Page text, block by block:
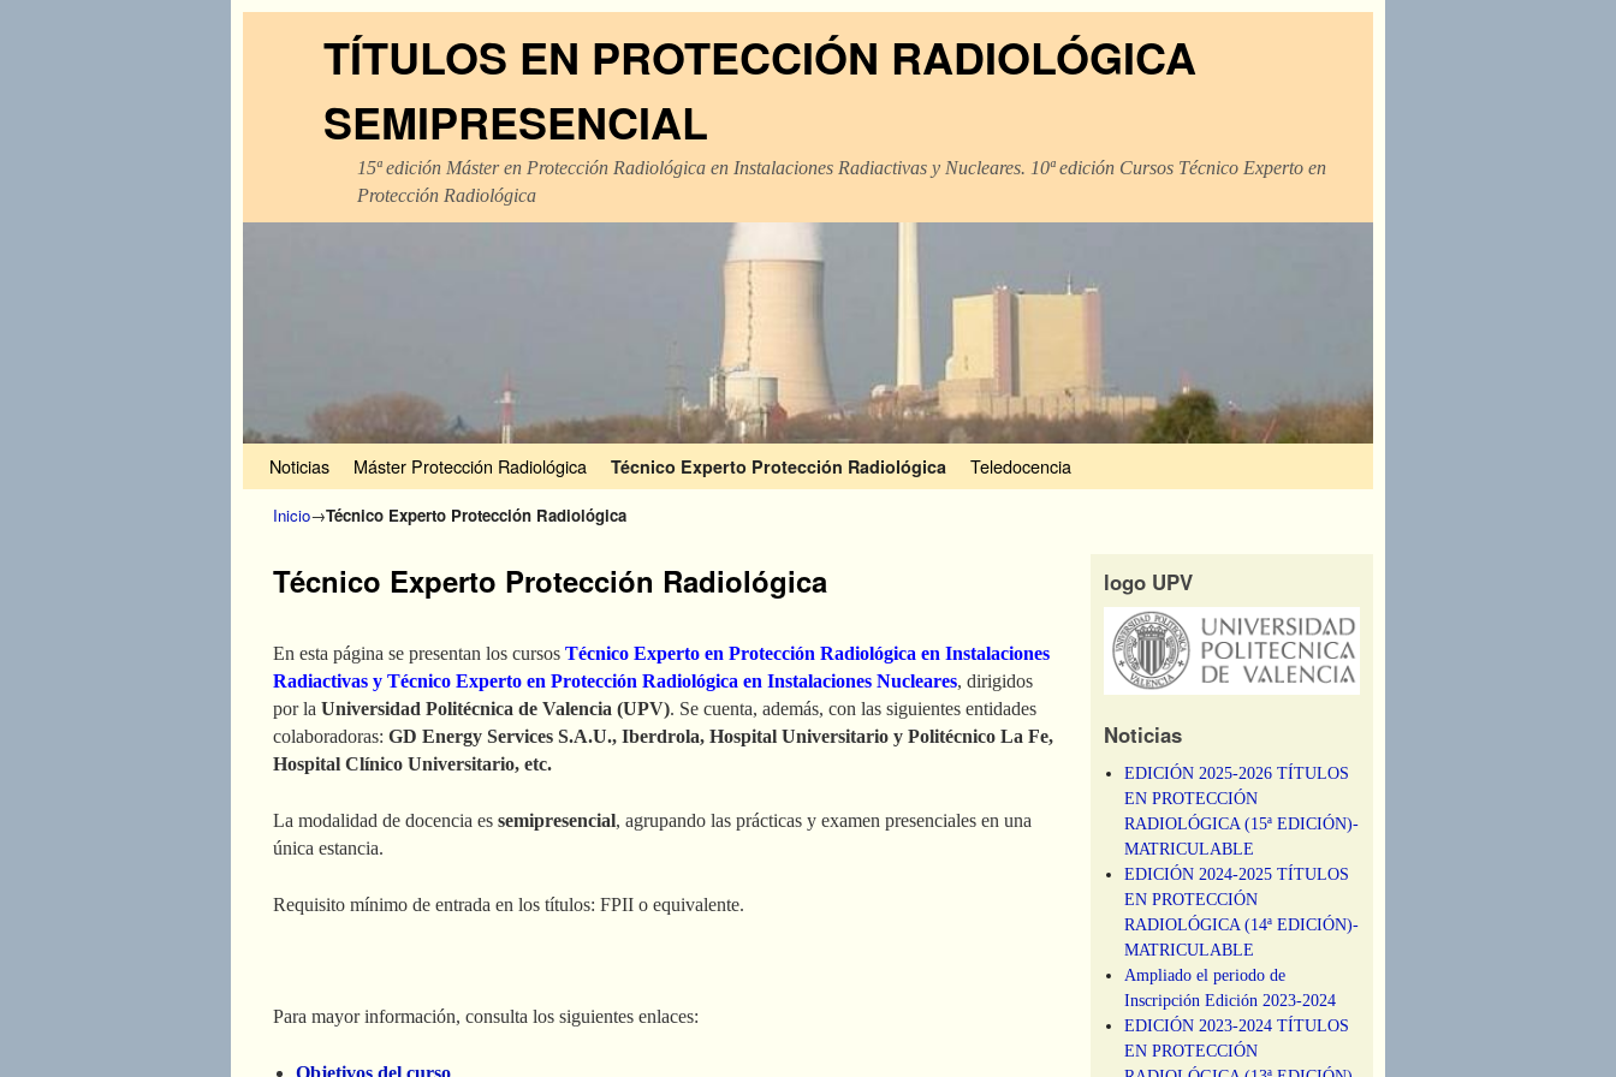
TÍTULOS EN PROTECCIÓN RADIOLÓGICA
SEMIPRESENCIAL
15ª edición Máster en Protección Radiológica en Instalaciones Radiactivas y Nucleares. 10ª edición Cursos Técnico Experto en
Protección Radiológica
Noticias Máster Protección Radiológica Técnico Experto Protección Radiológica Teledocencia
Inicio→Técnico Experto Protección Radiológica
Técnico Experto Protección Radiológica
En esta página se presentan los cursos Técnico Experto en Protección Radiológica en Instalaciones
Radiactivas y Técnico Experto en Protección Radiológica en Instalaciones Nucleares, dirigidos
por la Universidad Politécnica de Valencia (UPV). Se cuenta, además, con las siguientes entidades
colaboradoras: GD Energy Services S.A.U., Iberdrola, Hospital Universitario y Politécnico La Fe,
Hospital Clínico Universitario, etc.
La modalidad de docencia es semipresencial, agrupando las prácticas y examen presenciales en una
única estancia.
Requisito mínimo de entrada en los títulos: FPII o equivalente.
Para mayor información, consulta los siguientes enlaces:
logo UPV
Noticias
EDICIÓN 2025-2026 TÍTULOS
EN PROTECCIÓN
RADIOLÓGICA (15ª EDICIÓN)-
MATRICULABLE
EDICIÓN 2024-2025 TÍTULOS
EN PROTECCIÓN
RADIOLÓGICA (14ª EDICIÓN)-
MATRICULABLE
Ampliado el periodo de
Inscripción Edición 2023-2024
EDICIÓN 2023-2024 TÍTULOS
EN PROTECCIÓN